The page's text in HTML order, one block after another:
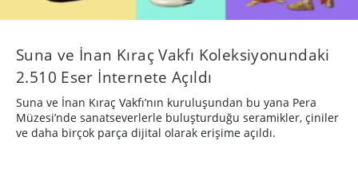
Suna ve İnan Kıraç Vakfı Koleksiyonundaki
2.510 Eser İnternete Açıldı
Suna ve İnan Kıraç Vakfı’nın kuruluşundan bu yana Pera
Müzesi’nde sanatseverlerle buluşturduğu seramikler, çiniler
ve daha birçok parça dijital olarak erişime açıldı.